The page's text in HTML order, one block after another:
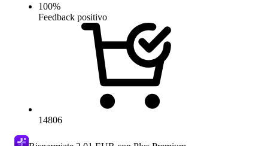
100%
Feedback positivo
14806